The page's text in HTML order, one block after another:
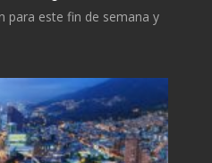
para este fin de semana y